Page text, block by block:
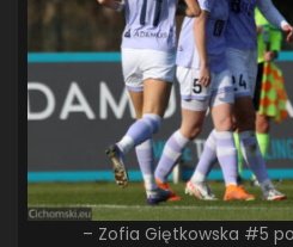
– Zofia Giętkowska #5